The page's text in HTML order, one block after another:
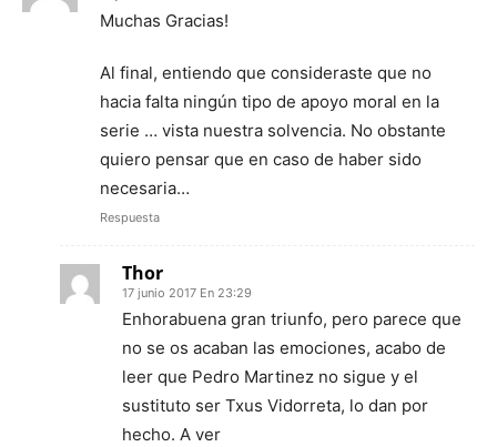
Muchas Gracias!
Al final, entiendo que consideraste que no
hacia falta ningún tipo de apoyo moral en la
serie … vista nuestra solvencia. No obstante
quiero pensar que en caso de haber sido
necesaria…
Respuesta
Thor
17 junio 2017 En 23:29
Enhorabuena gran triunfo, pero parece que
no se os acaban las emociones, acabo de
leer que Pedro Martinez no sigue y el
sustituto ser Txus Vidorreta, lo dan por
hecho. A ver